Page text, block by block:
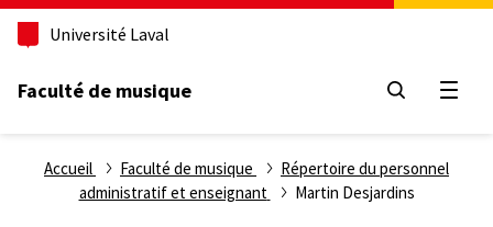
Aller
principal
Université Laval
Faculté de musique
Fil
d'Ariane
Accueil Faculté de musique
Répertoire du personnel
administratif et enseignant
Martin Desjardins